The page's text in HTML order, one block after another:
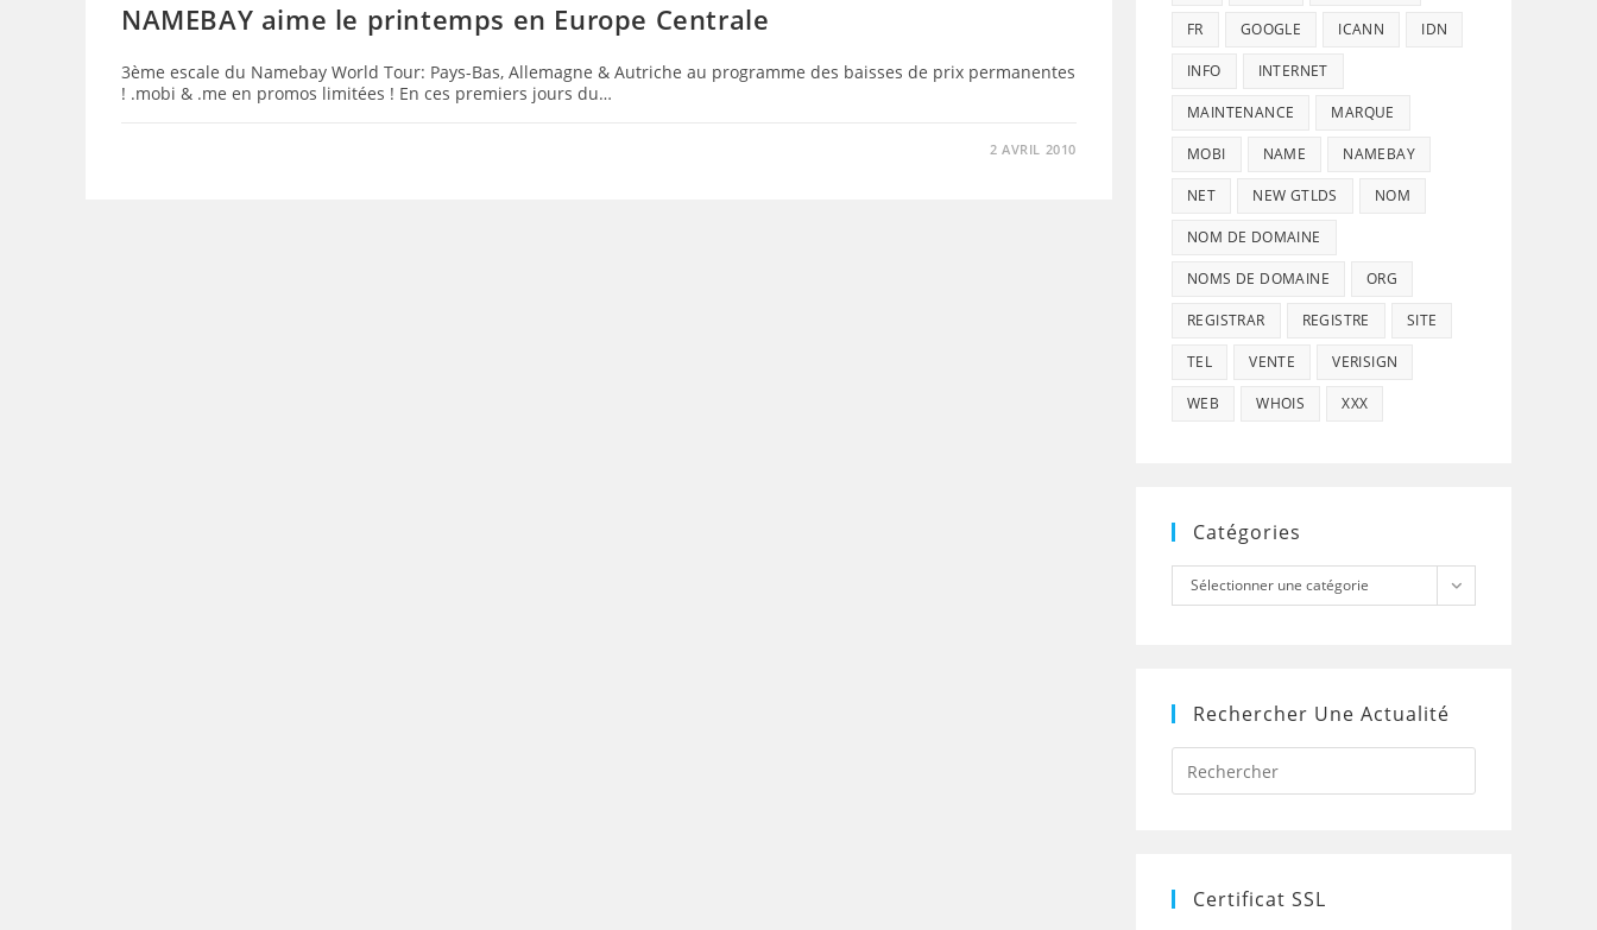
NAMEBAY aime le printemps en Europe Centrale
3ème escale du Namebay World Tour: Pays-Bas, Allemagne & Autriche au programme des baisses de prix permanentes
! .mobi & .me en promos limitées ! En ces premiers jours du…
2 AVRIL 2010
FR GOOGLE ICANN IDN
INFO INTERNET
MAINTENANCE MARQUE
MOBI NAME NAMEBAY
NET NEW GTLDS NOM
NOM DE DOMAINE
NOMS DE DOMAINE ORG
REGISTRAR REGISTRE SITE
TEL VENTE VERISIGN
WEB WHOIS XXX
Catégories
Catégories
Sélectionner une catégorie
Rechercher Une Actualité
Press
to
Certificat SSL